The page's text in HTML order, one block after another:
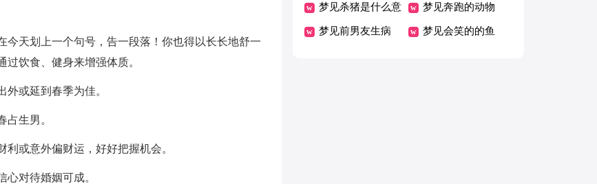
天划上一个句号，告一段落！你也得以长长地舒一
饮食、健身来增强体质。
或延到春季为佳。
生男。
或意外偏财运，好好把握机会。
对待婚姻可成。
梦见杀猪是什么意
思
梦见奔跑的动物
梦见前男友生病 梦见会笑的的鱼